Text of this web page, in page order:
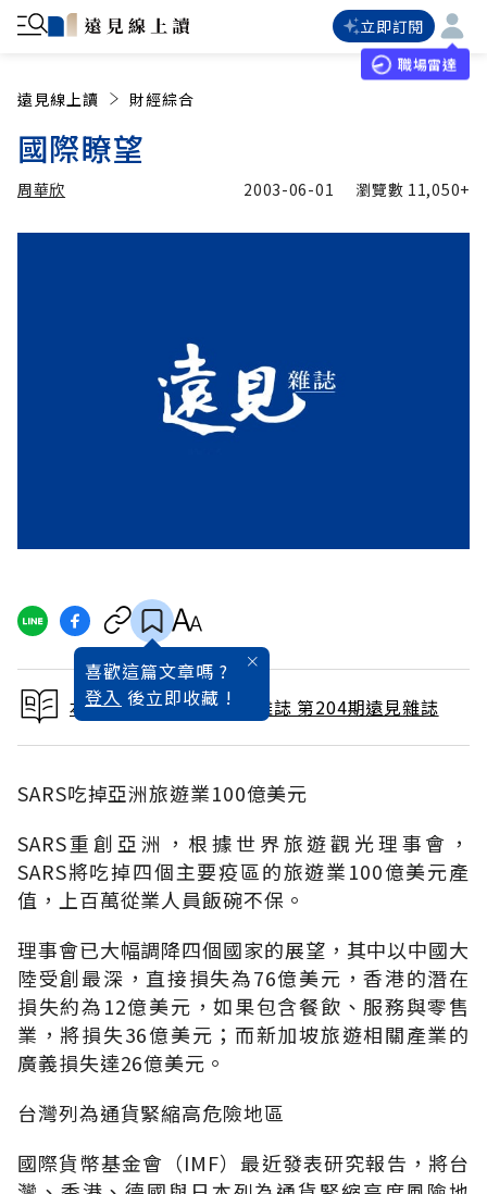
立即訂閱
職場雷達
遠見線上讀 財經綜合
國際瞭望
周華欣 2003-06-01 瀏覽數 11,050+
喜歡這篇文章嗎 ?
登入 後立即收藏 !
本文出自 2003 / 6月號雜誌 第204期遠見雜誌
SARS吃掉亞洲旅遊業100億美元
SARS重創亞洲，根據世界旅遊觀光理事會，
SARS將吃掉四個主要疫區的旅遊業100億美元產
值，上百萬從業人員飯碗不保。
理事會已大幅調降四個國家的展望，其中以中國大
陸受創最深，直接損失為76億美元，香港的潛在
損失約為12億美元，如果包含餐飲、服務與零售
業，將損失36億美元；而新加坡旅遊相關產業的
廣義損失達26億美元。
台灣列為通貨緊縮高危險地區
國際貨幣基金會（IMF）最近發表研究報告，將台